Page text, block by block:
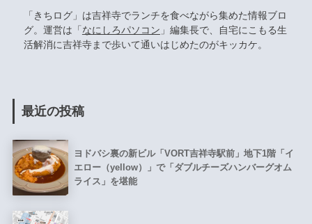
「きちログ」は吉祥寺でランチを食べながら集めた情報ブロ
グ。運営は「なにしろパソコン 」編集長で、自宅にこもる生
活解消に吉祥寺まで歩いて通いはじめたのがキッカケ。
最近の投稿
ヨドバシ裏の新ビル「VORT吉祥寺駅前」地下1階「イ
エロー（yellow）」で「ダブルチーズハンバーグオム
ライス」を堪能